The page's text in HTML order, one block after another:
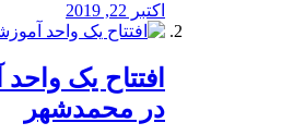
اکتبر 22, 2019
افتتاح یک
در محمدشهر